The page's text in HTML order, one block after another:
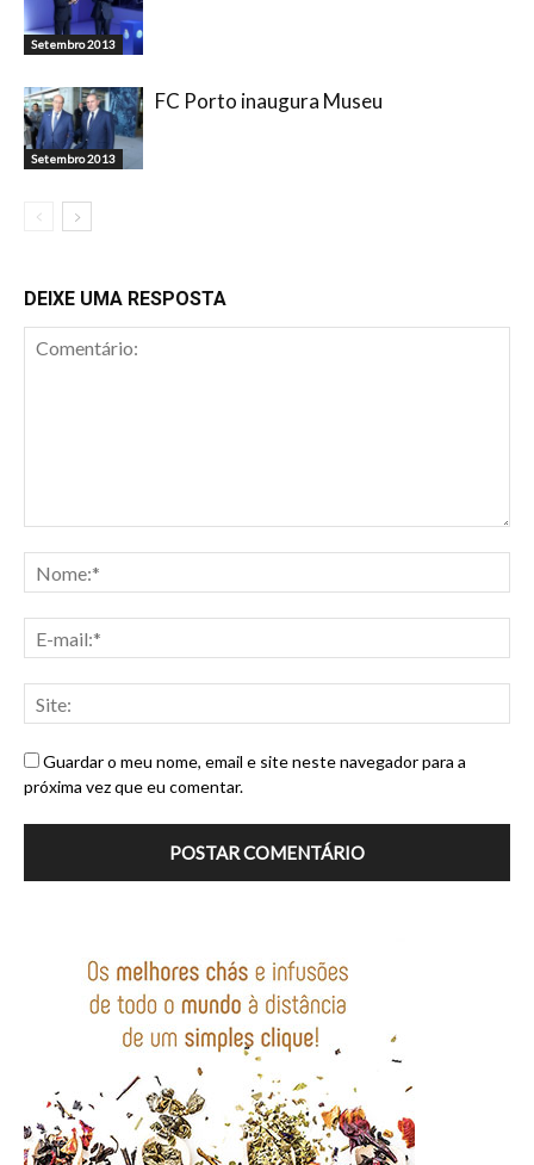
Setembro 2013
Setembro 2013
FC Porto inaugura Museu
DEIXE UMA RESPOSTA
Guardar o meu nome, email e site neste navegador para a
próxima vez que eu comentar.